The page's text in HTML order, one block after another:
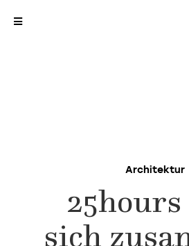
Architektur
sich